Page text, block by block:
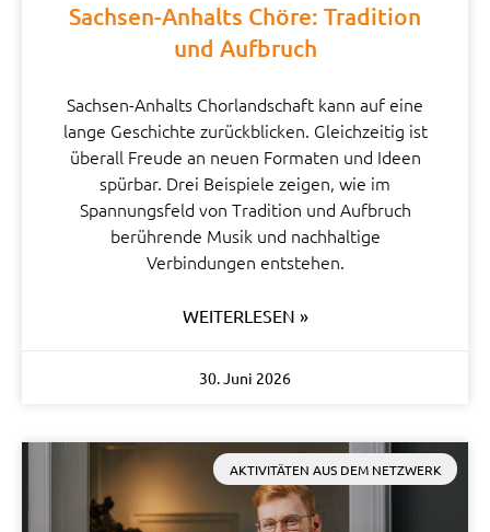
Sachsen-Anhalts Chöre: Tradition
und Aufbruch
Sachsen-Anhalts Chorlandschaft kann auf eine
lange Geschichte zurückblicken. Gleichzeitig ist
überall Freude an neuen Formaten und Ideen
spürbar. Drei Beispiele zeigen, wie im
Spannungsfeld von Tradition und Aufbruch
berührende Musik und nachhaltige
Verbindungen entstehen.
WEITERLESEN »
30. Juni 2026
AKTIVITÄTEN AUS DEM NETZWERK